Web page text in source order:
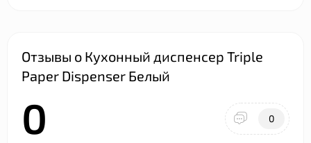
Отзывы о Кухонный диспенсер Triple
Paper Dispenser Белый
0 0